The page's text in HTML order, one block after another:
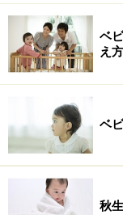
ベ
え方
ベ
秋